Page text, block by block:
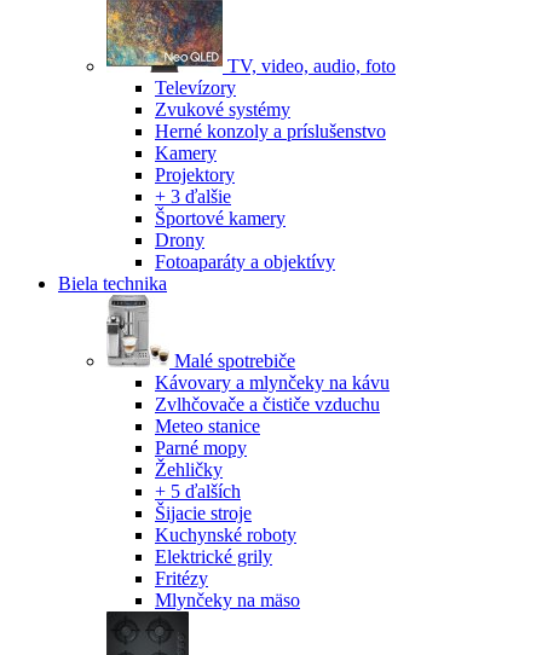
TV, video, audio, foto
Televízory
Zvukové systémy
Herné konzoly a príslušenstvo
Kamery
Projektory
+ 3 ďalšie
Športové kamery
Drony
Fotoaparáty a objektívy
Biela technika
Malé spotrebiče
Kávovary a mlynčeky na kávu
Zvlhčovače a čističe vzduchu
Meteo stanice
Parné mopy
Žehličky
+ 5 ďalších
Šijacie stroje
Kuchynské roboty
Elektrické grily
Fritézy
Mlynčeky na mäso